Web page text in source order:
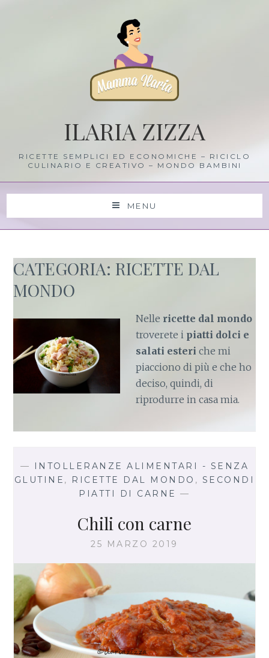
ILARIA ZIZZA
RICETTE SEMPLICI ED ECONOMICHE – RICICLO
CULINARIO E CREATIVO – MONDO BAMBINI
MENU
CATEGORIA: RICETTE DAL
MONDO
Nelle ricette dal mondo
troverete i piatti dolci e
salati esteri che mi
piacciono di più e che ho
deciso, quindi, di
riprodurre in casa mia.
—
INTOLLERANZE ALIMENTARI - SENZA
GLUTINE , RICETTE DAL MONDO , SECONDI
PIATTI DI CARNE —
Chili con carne
25 MARZO 2019